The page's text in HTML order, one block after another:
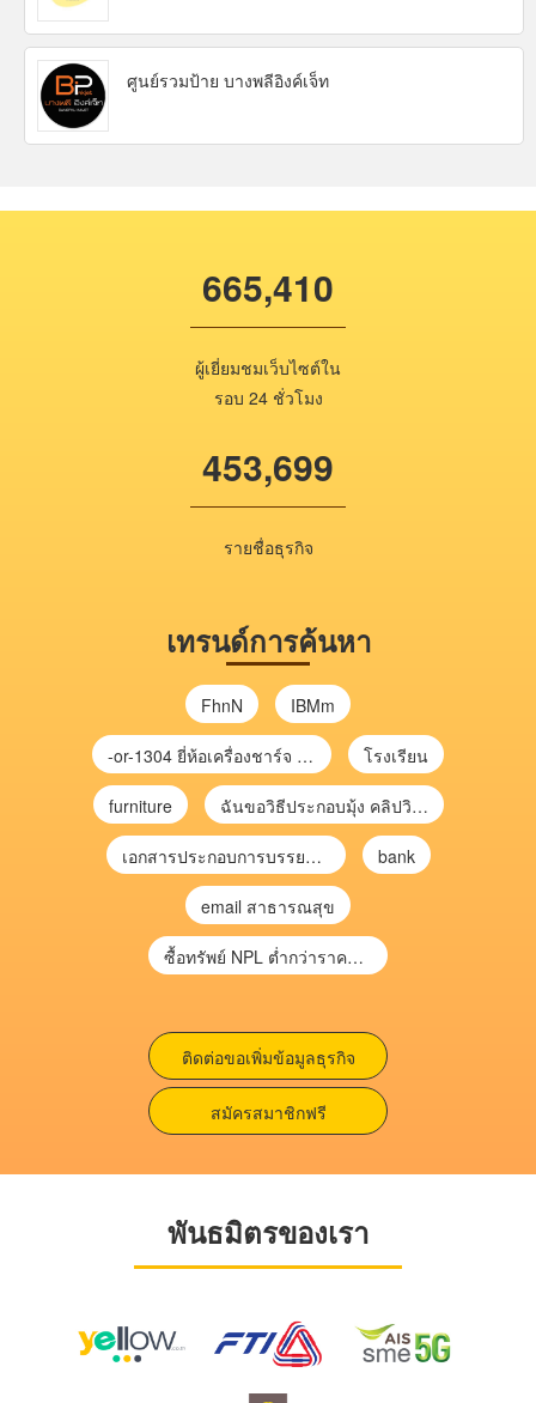
ศูนย์รวมป้าย บางพลีอิงค์เจ็ท
665,410
ผู้เยี่ยมชมเว็บไซต์ใน
รอบ 24 ชั่วโมง
453,699
รายชื่อธุรกิจ
เทรนด์การค้นหา
FhnN IBMm
-or-1304 ยี่ห้อเครื่องชาร์จ chargecore โรงเรียน
furniture ฉันขอวิธีประกอบมุ้ง คลิปวิดีโอ การประกอบมุ้ง
เอกสารประกอบการบรรยาย การประเมินความเสี่ยงเพื่อวางแผนการตรวจสอบ \ bank
email สาธารณสุข
ซื้อทรัพย์ NPL ต่ำกว่าราคาตลาด 30-70% แบบไม่ต้องไปประมูล”
ติดต่อขอเพิ่มข้อมูลธุรกิจ
สมัครสมาชิกฟรี
พันธมิตรของเรา